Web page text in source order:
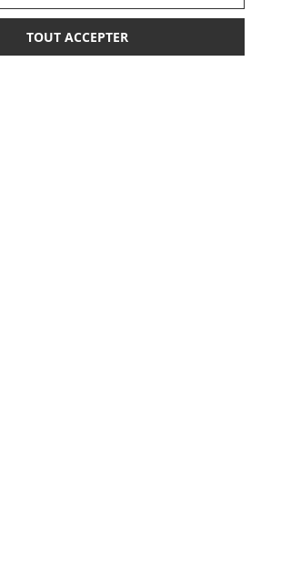
48,75 € AJOUTER AU PANIER
TOUT ACCEPTER